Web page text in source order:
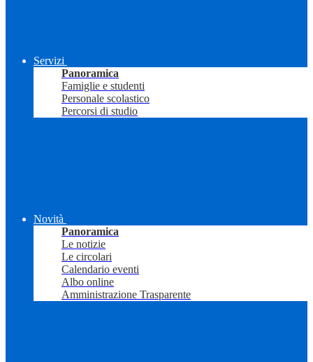
Servizi
Panoramica
Famiglie e studenti
Personale scolastico
Percorsi di studio
Novità
Panoramica
Le notizie
Le circolari
Calendario eventi
Albo online
Amministrazione Trasparente